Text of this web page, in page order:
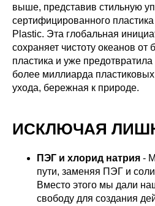
выше, представив стильную
сертифицированного
Plastic. Эта глобальная
сохраняет чистоту океанов от
пластика и уже
более миллиарда
ухода, бережная к природе.
ИСКЛЮЧАЯ
ПЭГ и хлорид натрия -
пути, заменяя ПЭГ и
Вместо этого мы дали
свободу для создания